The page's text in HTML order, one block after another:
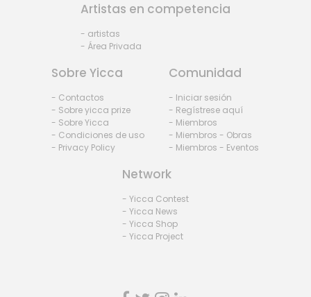
Artistas en competencia
- artistas
- Área Privada
Sobre Yicca
- Contactos
- Sobre yicca prize
- Sobre Yicca
- Condiciones de uso
- Privacy Policy
Comunidad
- Iniciar sesión
- Regístrese aquí
- Miembros
- Miembros - Obras
- Miembros - Eventos
Network
- Yicca Contest
- Yicca News
- Yicca Shop
- Yicca Project